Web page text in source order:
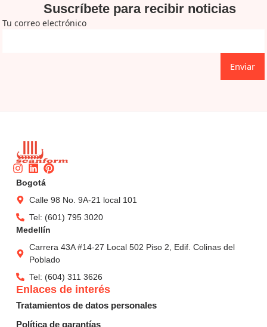
Suscríbete para recibir noticias
Tu correo electrónico
Enviar
Instagram
Linkedin
Pinterest
Bogotá
Calle 98 No. 9A-21 local 101
Tel: (601) 795 3020
Medellín
Carrera 43A #14-27 Local 502 Piso 2, Edif. Colinas del
Poblado
Tel: (604) 311 3626
Enlaces de interés
Tratamientos de datos personales
Política de garantías